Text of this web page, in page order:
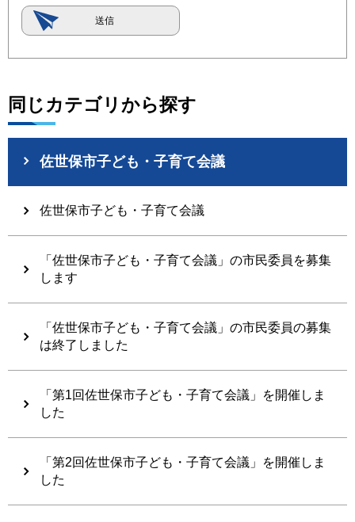
同じカテゴリから探す
佐世保市子ども・子育て会議
佐世保市子ども・子育て会議
「佐世保市子ども・子育て会議」の市民委員を募集
します
「佐世保市子ども・子育て会議」の市民委員の募集
は終了しました
「第1回佐世保市子ども・子育て会議」を開催しま
した
「第2回佐世保市子ども・子育て会議」を開催しま
した